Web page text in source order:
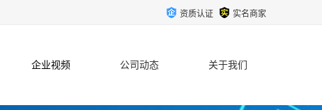
资质认证 实名商家
企业视频 公司动态 关于我们